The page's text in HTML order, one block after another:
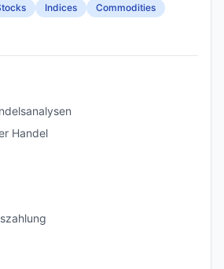
Indices
Commodities
Handel